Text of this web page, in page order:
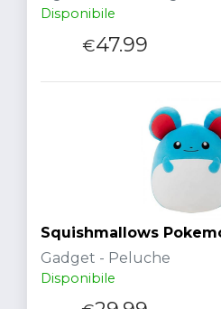
Disponibile
€47.99
Squishmallows
Gadget - Peluche
Disponibile